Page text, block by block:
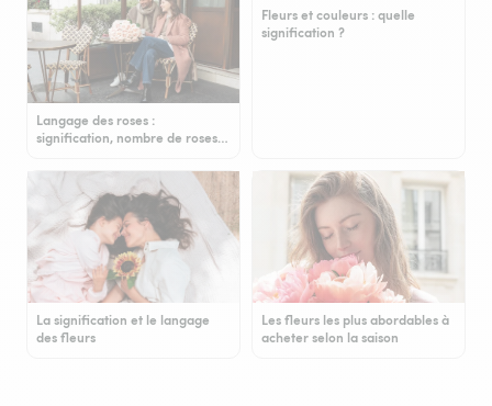
Langage des roses :
signification, nombre de roses…
Fleurs et couleurs : quelle
signification ?
La signification et le langage
des fleurs
Les fleurs les plus abordables à
acheter selon la saison